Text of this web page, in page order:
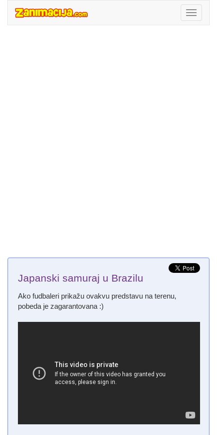
Japanski samuraj u Brazilu
Ako fudbaleri prikažu ovakvu predstavu na terenu,
pobeda je zagarantovana :)